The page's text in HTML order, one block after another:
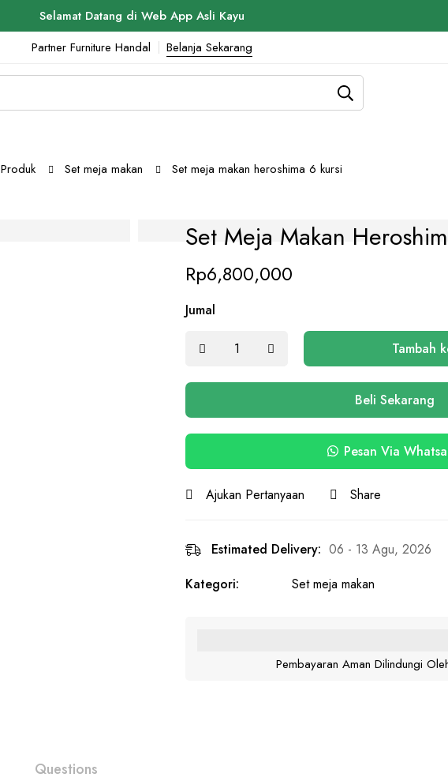
Selamat Datang di Web App Asli Kayu
Partner Furniture Handal
Belanja Sekarang
Produk Set meja makan Set meja makan heroshima 6 kursi
Set Meja Makan
Rp6,800,000
Jumal
Tambah
Beli Sekarang
Pesan Via
Ajukan Pertanyaan Share
Estimated Delivery: 06 - 13 Agu, 2026
Kategori:
Set meja makan
Pembayaran Aman Dilindungi
Questions